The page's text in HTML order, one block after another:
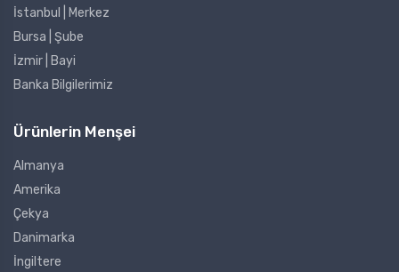
İstanbul | Merkez
Bursa | Şube
İzmir | Bayi
Banka Bilgilerimiz
Ürünlerin Menşei
Almanya
Amerika
Çekya
Danimarka
İngiltere